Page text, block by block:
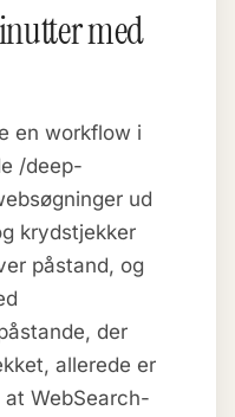
med
en workflow i
/deep-
ud
krydstjekker
påstand, og
der
allerede er
WebSearch-